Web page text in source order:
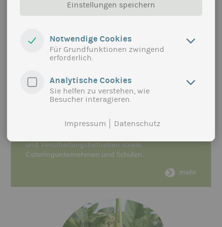
BIO-REGIONALE LEBENSMITTEL IN DER
SCHULVERPFLEGUNG
Ökomodellregion Lahn-Dill-Gießen in Hessen ist
eine messbare Erhöhung des Anteils bio-regional
erzeugter Lebensmittel in der Schulverpflegung.
Vernetzung und dem Aufbau von
und Verarbeitungsbetrieben sowie
Cateringunternehmen und Schulen.
mehr
Einstellungen speichern
Notwendige Cookies
Für Grundfunktionen zwingend
erforderlich.
Analytische Cookies
Sie helfen zu verstehen, wie
Besucher interagieren.
Impressum Datenschutz